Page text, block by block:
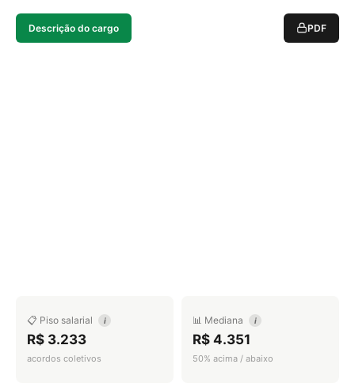
Descrição do cargo PDF
📋 Piso salarial i
R$ 3.233
acordos coletivos
📊 Mediana i
R$ 4.351
50% acima / abaixo